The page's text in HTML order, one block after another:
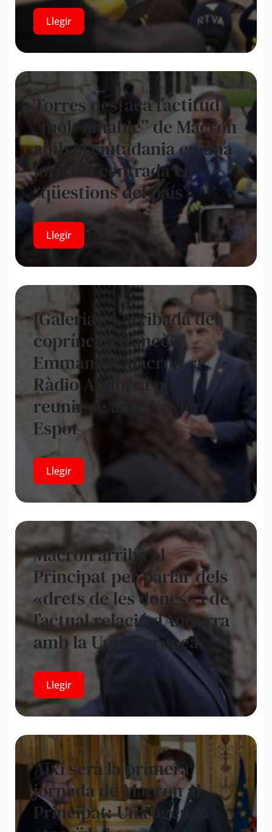
Llegir
Torres destaca l’actitud
“molt amable” de Macron
amb la ciutadania en una
jornada centrada en
“qüestions del país”
Llegir
[Galeria]: L’arribada del
copríncep francès,
Emmanuel Macron, a
Ràdio Andorra per
reunir-se amb Xavier
Espot
Llegir
Macron arriba al
Principat per parlar dels
«drets de les dones» i de
l’actual relació d’Andorra
amb la Unió Europea
Llegir
Així serà la primera
jornada de Macron al
Principat: Una agenda